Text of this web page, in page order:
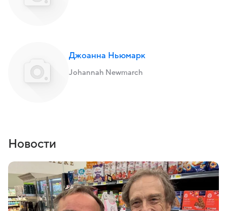
Джоанна Ньюмарк
Johannah Newmarch
Новости